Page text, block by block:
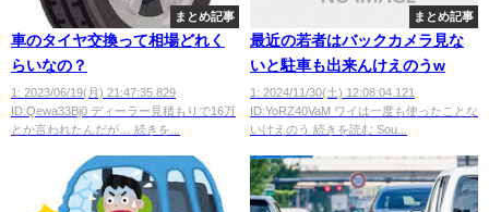
まとめ記事
車のタイヤ交換って相場どれく
らいなの？
1: 2023/06/19(月) 21:47:35.829
ID:Qewa33Bj0 ディーラー見積もりで16万
とか言われたんだが… 続きを...
まとめ記事
最近の若者はバックカメラ見な
いと駐車も出来んけえのうw
1: 2024/11/30(土) 12:08:04.121
ID:YoRZ40VaM ワイは一度も使ったことな
いけえのう 続きを読む Sou...